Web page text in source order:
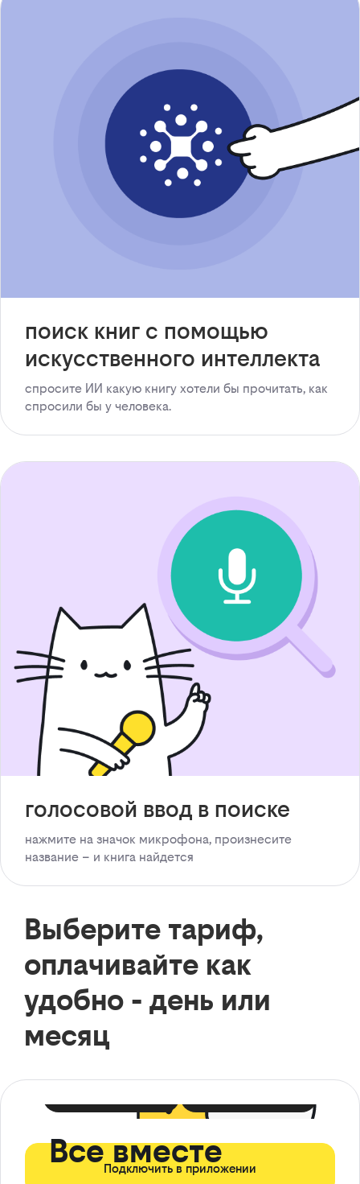
поиск книг с помощью
искусственного интеллекта
спросите ИИ какую книгу хотели бы прочитать, как
спросили бы у человека.
голосовой ввод в поиске
нажмите на значок микрофона, произнесите
название – и книга найдется
Выберите тариф,
оплачивайте как
удобно - день или
месяц
Все вместе
Подключить в приложении